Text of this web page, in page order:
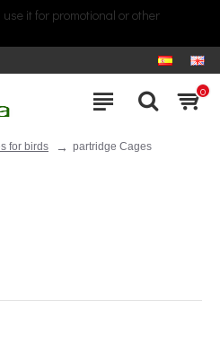
use it for promotional or other
0
for birds partridge Cages